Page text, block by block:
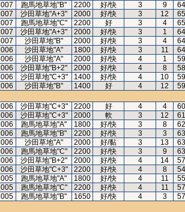
跑馬地草地"B" 2200 好/快 3 9
64
沙田草地"A+3" 2000 好/快 3 12
65
跑馬地草地"C" 2200 好 3 4
65
沙田草地"A+3" 2000 好/快 3 1
64
沙田草地"B" 2000 好/快 3 4
64
沙田草地"A" 1800 好/快 3 11
64
沙田草地"A" 2000 好/快 4 1
59
沙田草地"B+2" 2000 好/快 4 8
58
沙田草地"C+3" 1400 好/快 4 10
59
沙田草地"B" 1400 好 4 12
59
沙田草地"C+3" 2200 好 4 4
60
沙田草地"C+3" 2000 軟 3 12
61
跑馬地草地"A" 1800 好/快 3 8
62
跑馬地草地"B" 2200 好/快 3 3
63
沙田草地"A" 2000 好/黏 3 13
63
跑馬地草地"C" 2200 好/快 3 9
63
沙田草地"B+2" 2000 好/快 4 14
57
沙田草地"C+3" 2200 好/快 4 8
54
跑馬地草地"A" 1800 好/快 4 11
55
跑馬地草地"C" 2200 好/快 4 11
57
跑馬地草地"B" 1650 好/快 4 3
57